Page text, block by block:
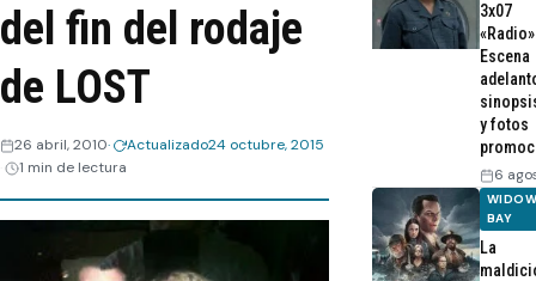
Streaming
Recomendaciones
Videos
Webisodios
del fin del rodaje
de LOST
26 abril, 2010 Actualizado24 octubre, 2015
1 min de lectura
3x07
Escena
y fotos
6
BAY
La